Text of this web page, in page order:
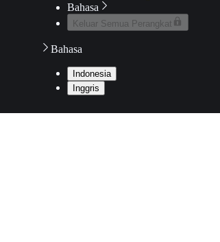
Bahasa
Keluar Semua Perangkat
Bahasa
Indonesia
Inggris